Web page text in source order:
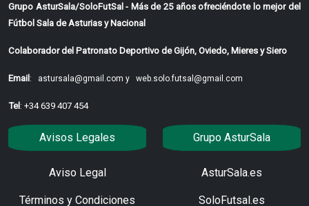
Grupo AsturSala/SoloFutSal - Más de 25 años ofreciéndote lo mejor del
Fútbol Sala de Asturias y Nacional
Colaborador del Patronato Deportivo de Gijón, Oviedo, Mieres y Siero
Email: astursala@gmail.com y web.solo.futsal@gmail.com
Tel: +34 639 407 454
Avisos Legales
Aviso Legal
Términos y Condiciones
Grupo AsturSala
AsturSala.es
SoloFutsal.es